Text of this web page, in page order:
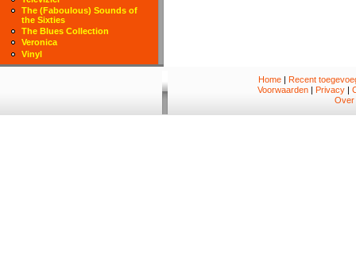
The (Faboulous) Sounds of
the Sixties
The Blues Collection
Veronica
Vinyl
Home|
Recent
Voorwaarden
Privacy
Over